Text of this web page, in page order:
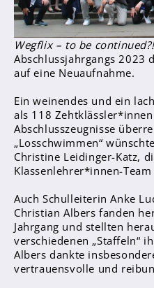
Eltern
Förderverein
Mitarbeiter*innen
Sekretär*innen
Hausmeister
Lehrer*innen
Praktika und
Referendariat
Wegflix – to be
Abschlussjahrgangs 2023
auf eine Neuaufnahme.
Ein weinendes und ein
als 118
Abschlusszeugnisse
„Losschwimmen“
Christine Leidinger-Katz,
Klassenlehrer*innen-
Auch Schulleiterin Anke
Christian Albers fanden
Jahrgang und stellten
verschiedenen „Staffeln“
Albers dankte
vertrauensvolle und